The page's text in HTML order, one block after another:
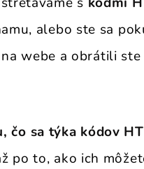
alebo ste sa
webe a obrátili
čo sa týka kódov
po to, ako ich